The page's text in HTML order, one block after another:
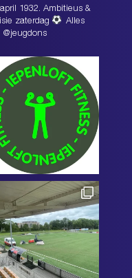
1932. Ambitieus &
zaterdag
Alles
@jeugdons